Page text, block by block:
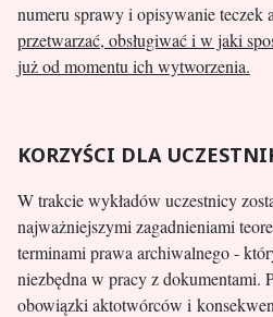
numeru sprawy i opisywanie teczek
przetwarzać, obsługiwać i w jaki
już od momentu ich wytworzenia.
KORZYŚCI DLA
W trakcie wykładów uczestnicy
najważniejszymi zagadnieniami
terminami prawa archiwalnego -
niezbędna w pracy z dokumentami.
obowiązki aktotwórców i